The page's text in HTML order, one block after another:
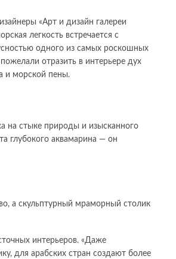
«Арт и дизайн галереи
легкость встречается с
одного из самых роскошных
отразить в интерьере дух
и морской пены.
на стыке природы и изысканного
глубокого аквамарина — он
а скульптурный мраморный столик
интерьеров. «Даже
для арабских стран создают более